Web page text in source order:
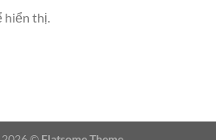
hiển thị.